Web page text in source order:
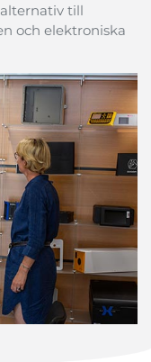
alternativ till
och elektroniska